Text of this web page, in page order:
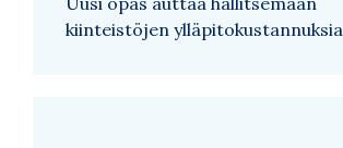
kiinteistöjen ylläpitokustannuksia